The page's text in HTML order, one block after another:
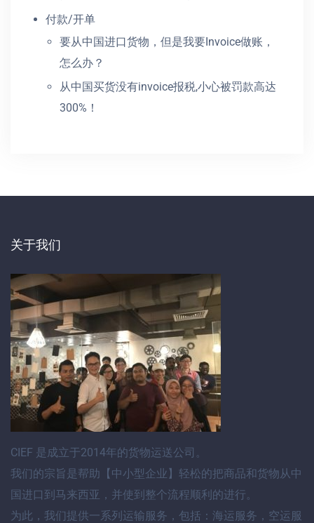
付款/开单
要从中国进口货物，但是我要Invoice做账，
怎么办？
从中国买货没有invoice报税,小心被罚款高达
300%！
关于我们
CIEF 是成立于2014年的货物运送公司。
我们的宗旨是帮助【中小型企业】轻松的把商品和货物从中
国进口到马来西亚 ，并使到整个流程顺利的进行。
为此，我们提供一系列运输服务 ，包括： 海运服务 ， 空运服